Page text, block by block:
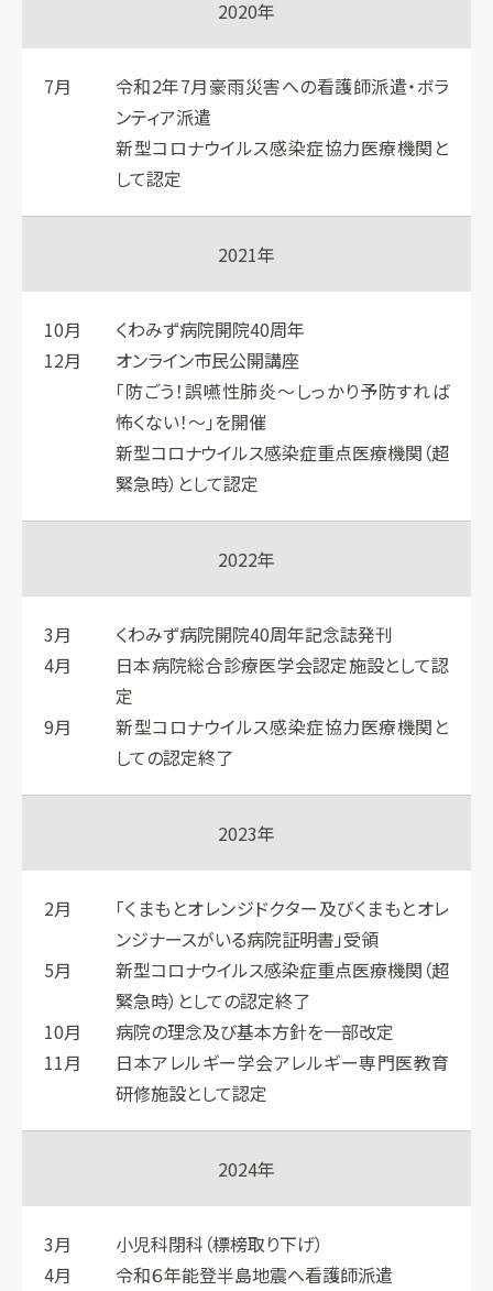
2020年
7月
令和2年7月豪雨災害への看護師派遣・ボラ
ンティア派遣
新型コロナウイルス感染症協力医療機関と
して認定
2021年
10月
くわみず病院開院40周年
12月
オンライン市民公開講座
「防ごう！誤嚥性肺炎～しっかり予防すれば
怖くない！～」を開催
新型コロナウイルス感染症重点医療機関（超
緊急時）として認定
2022年
3月
くわみず病院開院40周年記念誌発刊
4月
日本病院総合診療医学会認定施設として認
定
9月
新型コロナウイルス感染症協力医療機関と
しての認定終了
2023年
2月
「くまもとオレンジドクター及びくまもとオレ
ンジナースがいる病院証明書」受領
5月
新型コロナウイルス感染症重点医療機関（超
緊急時）としての認定終了
10月
病院の理念及び基本方針を一部改定
11月
日本アレルギー学会アレルギー専門医教育
研修施設として認定
2024年
3月
小児科閉科（標榜取り下げ）
4月
令和６年能登半島地震へ看護師派遣